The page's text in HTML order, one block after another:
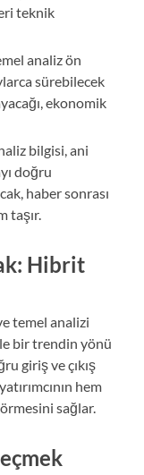
teknik
analiz ön
sürebilecek
ekonomik
bilgisi, ani
doğru
haber sonrası
taşır.
Hibrit
temel analizi
bir trendin yönü
giriş ve çıkış
hem
sağlar.